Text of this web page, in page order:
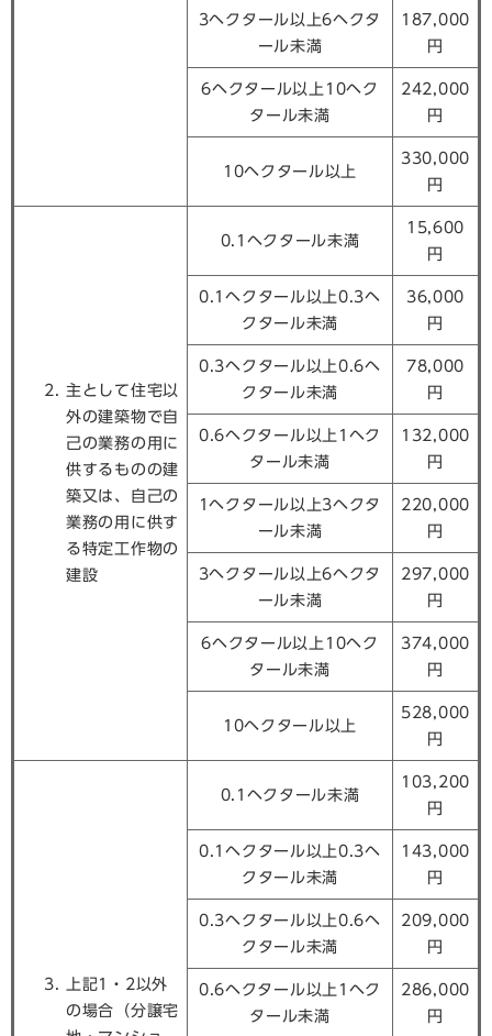
3ヘクタール以上6ヘクタ
ール未満
187,000
円
6ヘクタール以上10ヘク
タール未満
242,000
円
10ヘクタール以上
330,000
円
主として住宅以
外の建築物で自
己の業務の用に
供するものの建
築又は、自己の
業務の用に供す
る特定工作物の
建設
0.1ヘクタール未満
15,600
円
0.1ヘクタール以上0.3ヘ
クタール未満
36,000
円
0.3ヘクタール以上0.6ヘ
クタール未満
78,000
円
0.6ヘクタール以上1ヘク
タール未満
132,000
円
1ヘクタール以上3ヘクタ
ール未満
220,000
円
3ヘクタール以上6ヘクタ
ール未満
297,000
円
6ヘクタール以上10ヘク
タール未満
374,000
円
10ヘクタール以上
528,000
円
上記1・2以外
の場合（分譲宅
0.1ヘクタール未満
103,200
円
0.1ヘクタール以上0.3ヘ
クタール未満
143,000
円
0.3ヘクタール以上0.6ヘ
クタール未満
209,000
円
0.6ヘクタール以上1ヘク
タール未満
286,000
円